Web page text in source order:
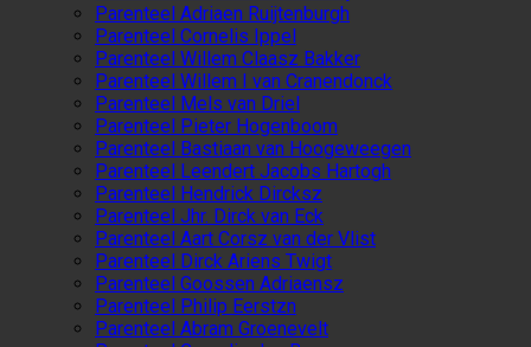
Parenteel Adriaen Ruijtenburgh
Parenteel Cornelis Ippel
Parenteel Willem Claasz Bakker
Parenteel Willem I van Cranendonck
Parenteel Mels van Driel
Parenteel Pieter Hogenboom
Parenteel Bastiaan van Hoogeweegen
Parenteel Leendert Jacobs Hartogh
Parenteel Hendrick Dircksz
Parenteel Jhr. Dirck van Eck
Parenteel Aart Corsz van der Vlist
Parenteel Dirck Ariens Twigt
Parenteel Goossen Adriaensz
Parenteel Philip Eerstzn
Parenteel Abram Groenevelt